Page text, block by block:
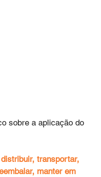
sobre a aplicação do
transportar,
manter em